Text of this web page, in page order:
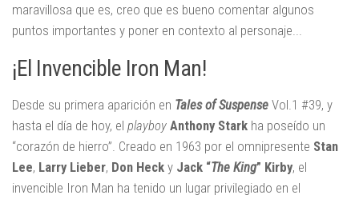
maravillosa que es, creo que es bueno comentar algunos
puntos importantes y poner en contexto al personaje...
¡El Invencible Iron Man!
Desde su primera aparición en Tales of Suspense Vol.1 #39, y
hasta el día de hoy, el playboy Anthony Stark ha poseído un
“corazón de hierro”. Creado en 1963 por el omnipresente Stan
Lee, Larry Lieber, Don Heck y Jack “The King” Kirby, el
invencible Iron Man ha tenido un lugar privilegiado en el